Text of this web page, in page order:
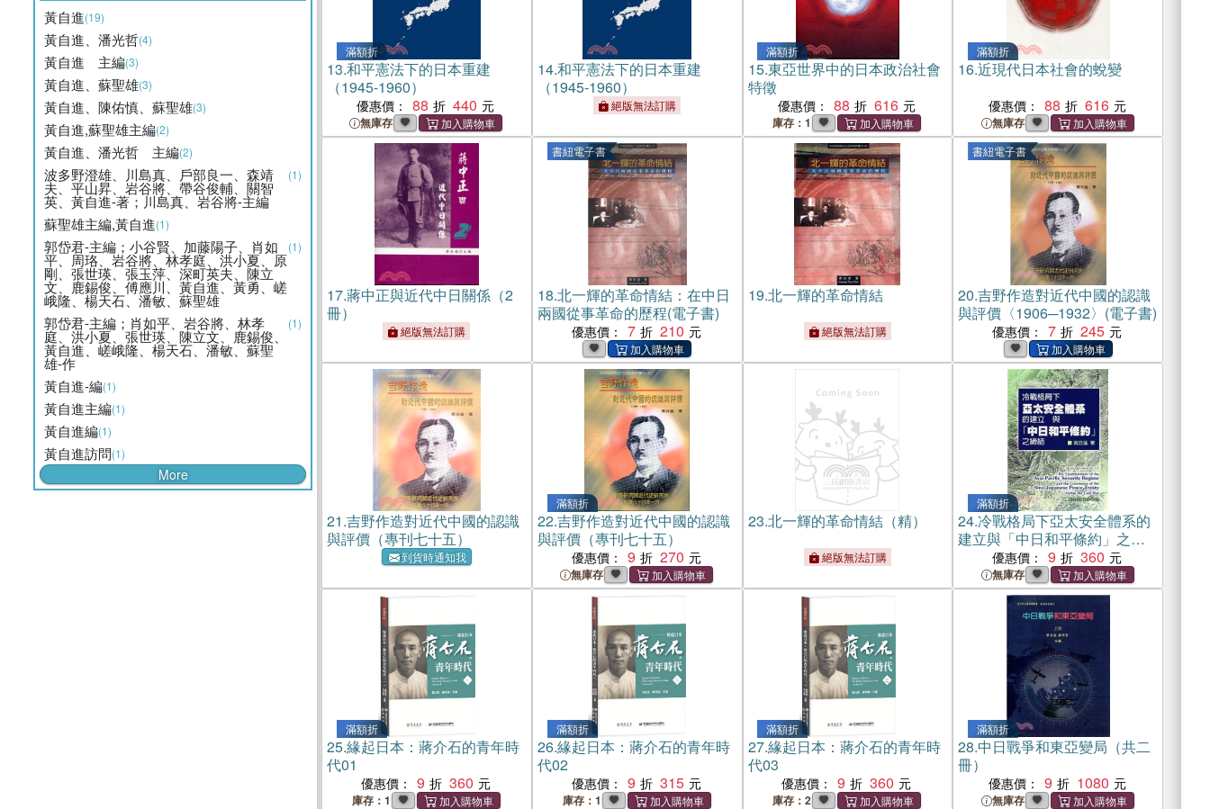
黃自進(19)
黃自進、潘光哲(4)
黃自進 主編(3)
黃自進、蘇聖雄(3)
黃自進、陳佑慎、蘇聖雄(3)
黃自進,蘇聖雄主編(2)
黃自進、潘光哲 主編(2)
波多野澄雄、川島真、戶部良一、森靖
夫、平山昇、岩谷將、帶谷俊輔、關智
英、黃自進-著；川島真、岩谷將-主編
(1)
蘇聖雄主編,黃自進(1)
郭岱君-主編；小谷賢、加藤陽子、肖如
平、周珞、岩谷將、林孝庭、洪小夏、原
剛、張世瑛、張玉萍、深町英夫、陳立
文、鹿錫俊、傅應川、黃自進、黃勇、嵯
峨隆、楊天石、潘敏、蘇聖雄
(1)
郭岱君-主編；肖如平、岩谷將、林孝
庭、洪小夏、張世瑛、陳立文、鹿錫俊、
黃自進、嵯峨隆、楊天石、潘敏、蘇聖
雄-作
(1)
黃自進-編(1)
黃自進主編(1)
黃自進編(1)
黃自進訪問(1)
More
滿額折
13.和平憲法下的日本重建
（1945-1960）
優惠價： 88 440
無庫存
14.和平憲法下的日本重建
（1945-1960）
絕版無法訂購
滿額折
15.東亞世界中的日本政治社會
特徵
優惠價： 88 616
庫存：1
滿額折
16.近現代日本社會的蛻變
優惠價： 88 616
無庫存
17.蔣中正與近代中日關係（2
冊）
絕版無法訂購
書紐電子書
18.北一輝的革命情結：在中日
兩國從事革命的歷程(電子書)
優惠價： 7 210
19.北一輝的革命情結
絕版無法訂購
書紐電子書
20.吉野作造對近代中國的認識
與評價〈1906─1932〉(電子書)
優惠價： 7 245
21.吉野作造對近代中國的認識
與評價（專刊七十五）
到貨時通知我
滿額折
22.吉野作造對近代中國的認識
與評價（專刊七十五）
優惠價： 9 270
無庫存
23.北一輝的革命情結（精）
絕版無法訂購
滿額折
24.冷戰格局下亞太安全體系的
建立與「中日和平條約」之締
結 專刊(107)
優惠價： 9 360
無庫存
滿額折
25.緣起日本：蔣介石的青年時
代01
優惠價： 9 360
庫存：1
滿額折
26.緣起日本：蔣介石的青年時
代02
優惠價： 9 315
庫存：1
滿額折
27.緣起日本：蔣介石的青年時
代03
優惠價： 9 360
庫存：2
滿額折
28.中日戰爭和東亞變局（共二
冊）
優惠價： 9 1080
無庫存